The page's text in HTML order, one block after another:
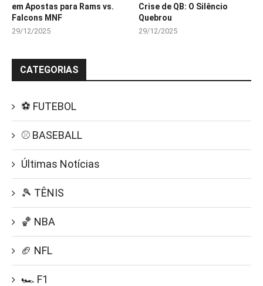
em Apostas para Rams vs.
Falcons MNF
29/12/2025
Crise de QB: O Silêncio
Quebrou
29/12/2025
CATEGORIAS
⚽ FUTEBOL
⚾ BASEBALL
Últimas Notícias
🎾 TÊNIS
🏀 NBA
🏈 NFL
🏎️ F1